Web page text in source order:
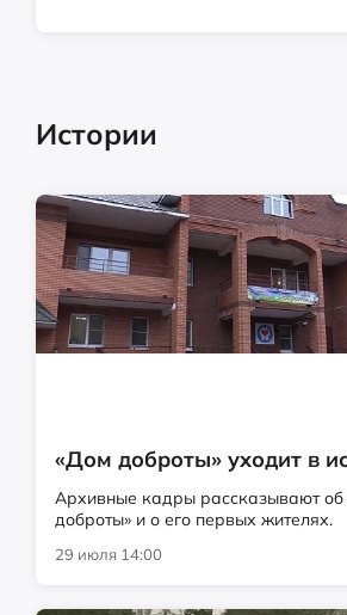
Истории
«Дом доброты» уходит в
Архивные кадры рассказывают об
доброты» и о его первых жителях.
29 июля 14:00